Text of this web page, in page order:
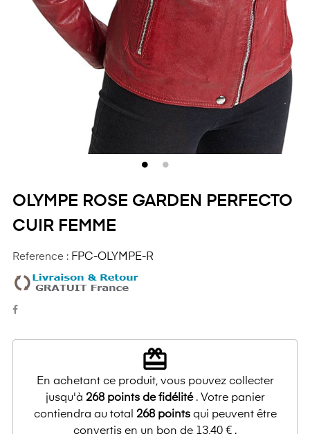
OLYMPE ROSE GARDEN PERFECTO
CUIR FEMME
Reference : FPC-OLYMPE-R
redeem
En achetant ce produit, vous pouvez collecter
jusqu'à 268points de fidélité. Votre panier
contiendra au total 268pointsqui peuvent être
convertis en un bon de 13,40 € .